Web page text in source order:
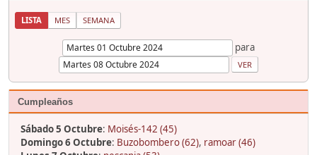
LISTA MES SEMANA
para
Cumpleaños
Sábado 5 Octubre: Moisés-142 (45)
Domingo 6 Octubre: Buzobombero (62), ramoar (46)